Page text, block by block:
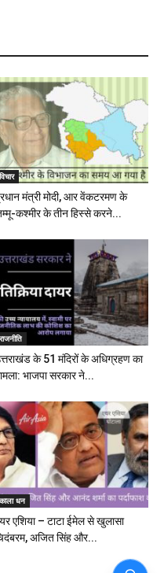
विचार
मंत्री मोदी, आर वेंकटरमण के
कश्मीर के तीन हिस्से करने...
राजनीति
के 51 मंदिरों के अधिग्रहण का
भाजपा सरकार ने...
काला धन
एशिया – टाटा ईमेल से खुलासा
अजित सिंह और...